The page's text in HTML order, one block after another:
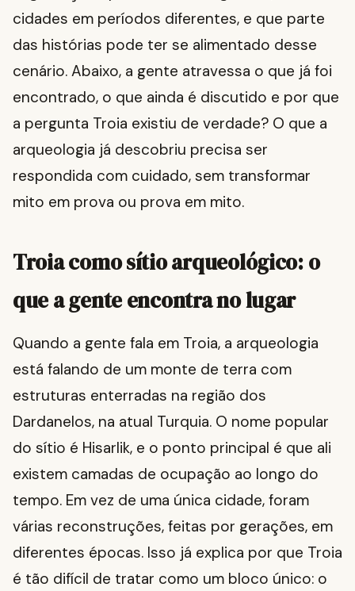
cidades em períodos diferentes, e que parte
das histórias pode ter se alimentado desse
cenário. Abaixo, a gente atravessa o que já foi
encontrado, o que ainda é discutido e por que
a pergunta Troia existiu de verdade? O que a
arqueologia já descobriu precisa ser
respondida com cuidado, sem transformar
mito em prova ou prova em mito.
Troia como sítio arqueológico: o
que a gente encontra no lugar
Quando a gente fala em Troia, a arqueologia
está falando de um monte de terra com
estruturas enterradas na região dos
Dardanelos, na atual Turquia. O nome popular
do sítio é Hisarlik, e o ponto principal é que ali
existem camadas de ocupação ao longo do
tempo. Em vez de uma única cidade, foram
várias reconstruções, feitas por gerações, em
diferentes épocas. Isso já explica por que Troia
é tão difícil de tratar como um bloco único: o